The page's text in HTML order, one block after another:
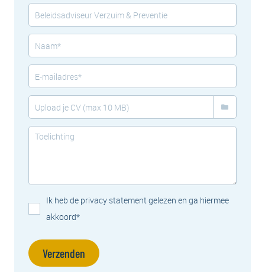
Ik heb de privacy statement gelezen en ga hiermee
akkoord*
Verzenden